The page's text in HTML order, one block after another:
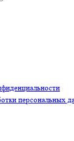
персональных